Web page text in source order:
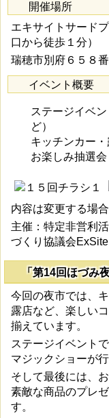
開催場所
エキサイトサード
口から徒歩１分）
瑞穂市別府６５８番
イベント概要
ステージイベ
ど）
キッチンカー
お楽しみ抽選会
内容は変更する場
主催：特定非営利
づくり協議会
「第14回ほづみ
今回の夜市では、
露店など、楽しい
揃えています。
ステージイベント
マジックショーが行
そして最後には、
素敵な商品のプレ
す。